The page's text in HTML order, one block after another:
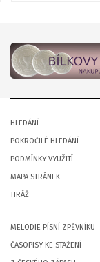
HLEDÁNÍ
POKROČILÉ HLEDÁNÍ
PODMÍNKY VYUŽITÍ
MAPA STRÁNEK
TIRÁŽ
MELODIE PÍSNÍ ZPĚVNÍKU
ČASOPISY KE STAŽENÍ